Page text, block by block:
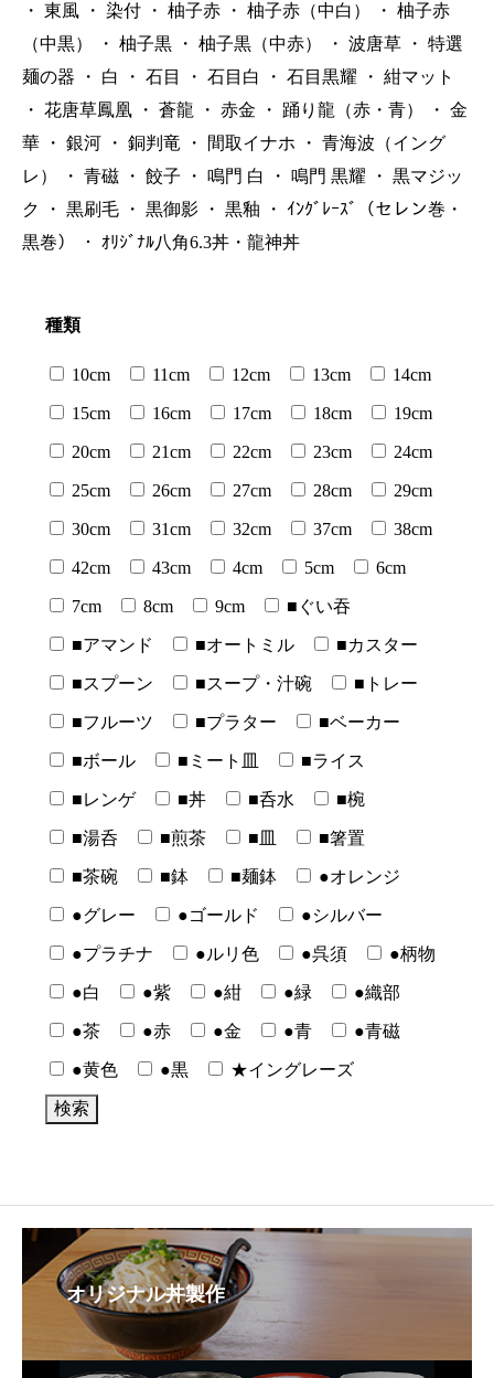
・ 東風 ・ 染付 ・ 柚子赤 ・ 柚子赤（中白） ・ 柚子赤
（中黒）
・ 柚子黒 ・ 柚子黒（中赤） ・ 波唐草 ・ 特選
麺の器
・ 白 ・ 石目 ・ 石目白 ・ 石目黒耀 ・ 紺マット
・ 花唐草鳳凰 ・ 蒼龍 ・ 赤金 ・ 踊り龍（赤・青） ・ 金
華
・ 銀河 ・ 銅判竜 ・ 間取イナホ ・ 青海波（イング
レ）
・ 青磁 ・ 餃子 ・ 鳴門 白 ・ 鳴門 黒耀 ・ 黒マジッ
ク
・ 黒刷毛 ・ 黒御影 ・ 黒釉 ・
ｲﾝｸﾞﾚｰｽﾞ（セレン巻・
黒巻）
・ ｵﾘｼﾞﾅﾙ八角6.3丼・龍神丼
種類
10cm 11cm 12cm 13cm 14cm
15cm 16cm 17cm 18cm 19cm
20cm 21cm 22cm 23cm 24cm
25cm 26cm 27cm 28cm 29cm
30cm 31cm 32cm 37cm 38cm
42cm 43cm 4cm 5cm 6cm
7cm 8cm 9cm ■ぐい吞
■アマンド ■オートミル ■カスター
■スプーン ■スープ・汁碗 ■トレー
■フルーツ ■プラター ■ベーカー
■ボール ■ミート皿 ■ライス
■レンゲ ■丼 ■呑水 ■椀
■湯呑 ■煎茶 ■皿 ■箸置
■茶碗 ■鉢 ■麺鉢 ●オレンジ
●グレー ●ゴールド ●シルバー
●プラチナ ●ルリ色 ●呉須 ●柄物
●白 ●紫 ●紺 ●緑 ●織部
●茶 ●赤 ●金 ●青 ●青磁
●黄色 ●黒 ★イングレーズ
オリジナル丼製作